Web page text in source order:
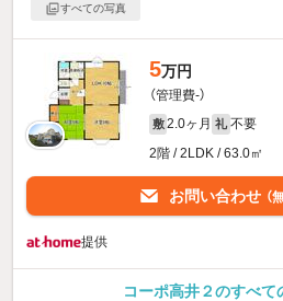
すべての写真
5万円
（管理費-）
敷 2.0ヶ月 礼 不要
2階 / 2LDK / 63.0㎡
お問い合わせ （
提供
コーポ高井２のすべて